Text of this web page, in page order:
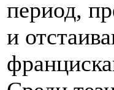
период,
и